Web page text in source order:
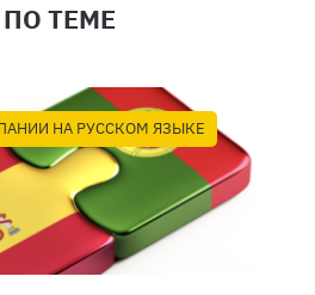
ТЕМЕ
НА РУССКОМ ЯЗЫКЕ